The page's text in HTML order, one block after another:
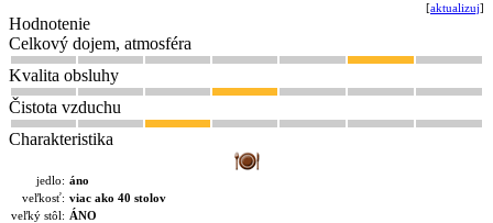
[aktualizuj]
Hodnotenie
Celkový dojem, atmosféra
Kvalita obsluhy
Čistota vzduchu
Charakteristika
jedlo: áno
veľkosť: viac ako 40 stolov
veľký stôl: ÁNO